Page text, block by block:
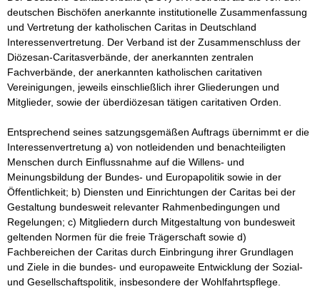
deutschen Bischöfen anerkannte institutionelle Zusammenfassung
und Vertretung der katholischen Caritas in Deutschland
Interessenvertretung. Der Verband ist der Zusammenschluss der
Diözesan-Caritasverbände, der anerkannten zentralen
Fachverbände, der anerkannten katholischen caritativen
Vereinigungen, jeweils einschließlich ihrer Gliederungen und
Mitglieder, sowie der überdiözesan tätigen caritativen Orden.
Entsprechend seines satzungsgemäßen Auftrags übernimmt er die
Interessenvertretung a) von notleidenden und benachteiligten
Menschen durch Einflussnahme auf die Willens- und
Meinungsbildung der Bundes- und Europapolitik sowie in der
Öffentlichkeit; b) Diensten und Einrichtungen der Caritas bei der
Gestaltung bundesweit relevanter Rahmenbedingungen und
Regelungen; c) Mitgliedern durch Mitgestaltung von bundesweit
geltenden Normen für die freie Trägerschaft sowie d)
Fachbereichen der Caritas durch Einbringung ihrer Grundlagen
und Ziele in die bundes- und europaweite Entwicklung der Sozial-
und Gesellschaftspolitik, insbesondere der Wohlfahrtspflege.